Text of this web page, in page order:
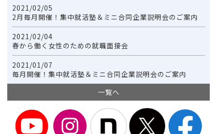
2021/02/05
2月毎月開催！集中就活塾＆ミニ合同企業説明会のご案内
2021/02/04
春から働く女性のための就職面接会
2021/01/07
毎月開催！集中就活塾＆ミニ合同企業説明会のご案内
一覧へ